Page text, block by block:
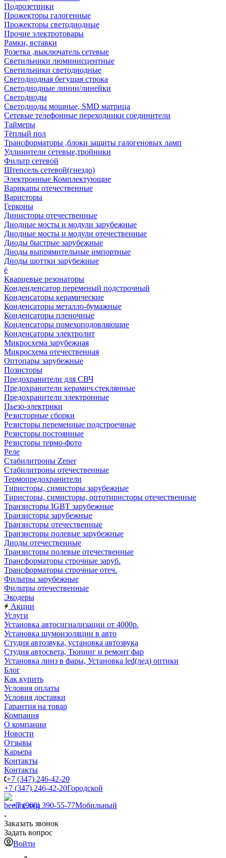
Подрозетники
Прожекторы галогенные
Прожекторы светодиодные
Прочие электротовары
Рамки, вставки
Розетка ,выключатель сетевые
Светильники люминисцентные
Светильники светодиодные
Светодиодная бегущая строка
Светодиодные линии/линейки
Светодиоды
Светодиоды мощные, SMD матрица
Сетевые телефонные переходники соединители
Таймеры
Тёплый пол
Трансформаторы ,блоки защиты галогеновых ламп
Удлинители сетевые,тройники
Фильтр сетевой
Штепсель сетевой(гнездо)
Электронные Комплектующие
Варикапы отечественные
Варисторы
Герконы
Динисторы отечественные
Диодные мосты и модули зарубежные
Диодные мосты и модули отечественные
Диоды быстрые зарубежные
Диоды выпрямительные импортные
Диоды шоттки зарубежные
ё
Кварцевые резонаторы
Конденденсатор переменый подстрочный
Конденсаторы керамические
Конденсаторы металло-бумажные
Конденсаторы пленочные
Конденсаторы помехоподовляющие
Конденсаторы электролит
Микросхема зарубежная
Микросхема отечественная
Оптопары зарубежные
Позисторы
Предохранители для СВЧ
Предохранители керамич.стеклянные
Предохранители электронные
Пьезо-электрики
Резисторные сборки
Резисторы переменные подстроечные
Резисторы постоянные
Резисторы термо-фото
Реле
Стабилитроны Zener
Стабилитроны отечественные
Термопредохранители
Тиристоры, симисторы зарубежные
Тиристоры, симисторы, оптотиристоры отечественные
Транзисторы IGBT зарубежные
Транзисторы зарубежные
Транзисторы отечественные
Транзисторы полевые зарубежные
Диоды отечественные
Транзисторы полевые отечественные
Трансформаторы строчные заруб.
Трансформаторы строчные отеч.
Фильтры зарубежные
Фильтры отечественные
Экодеры
Акции
Услуги
Установка автосигнализации от 4000р.
Установка шумоизоляции в авто
Студия автозвука, установка автозвука
Студия автосвета, Тюнинг и ремонт фар
Установка линз в фары, Установка led(лед) оптики
Блог
Как купить
Условия оплаты
Условия доставки
Гарантия на товар
Компания
О компании
Новости
Отзывы
Карьера
Контакты
Контакты
+7 (347) 246-42-20
+7 (347) 246-42-20Городской
+7 (960) 390-55-77Мобильный
Заказать звонок
Задать вопрос
Войти